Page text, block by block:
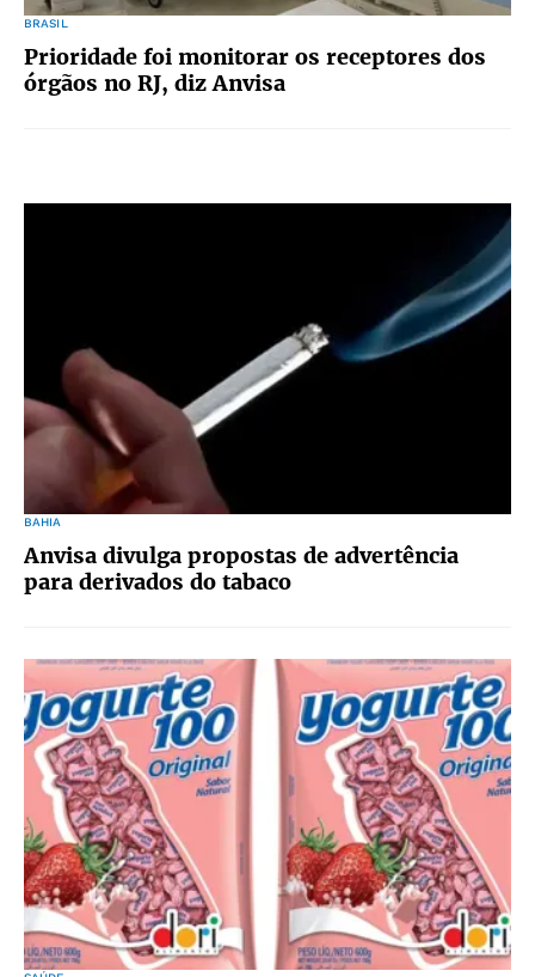
BRASIL
Prioridade foi monitorar os receptores dos
órgãos no RJ, diz Anvisa
BAHIA
Anvisa divulga propostas de advertência
para derivados do tabaco